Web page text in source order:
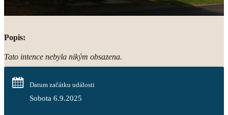
Popis:
Tato intence nebyla nikým obsazena.
Datum začátku události
Sobota 6.9.2025